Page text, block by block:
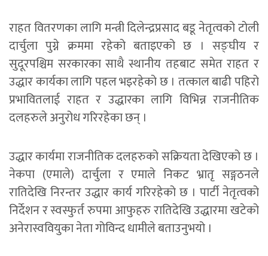
राहत वितरणका लागि मन्त्री दिलेन्द्रप्रसाद बडू नेतृत्वको टोली
दार्चुला पुग्ने क्रममा रहेको बताइएको छ । सङ्घीय र
सुदूरपश्चिम सरकारका साथै स्थानीय तहबाट समेत राहत र
उद्धार कार्यका लागि पहल भइरहेको छ । तत्काल बाढी पहिरो
प्रभावितलाई राहत र उद्धारका लागि विभिन्न राजनीतिक
दलहरुले अनुरोध गरिरहेका छन् ।
उद्धार कार्यमा राजनीतिक दलहरुको सक्रियता देखिएको छ ।
नेकपा (एमाले) दार्चुला र एमाले निकट भ्रातृ सङ्गठनले
रातिदेखि निरन्तर उद्धार कार्य गरिरहेको छ । पार्टी नेतृत्वको
निर्देशन र स्वस्फुर्त रुपमा आफुहरु रातिदेखि उद्धारमा खटेको
अनेरास्ववियुका नेता गोविन्द धामीले बताउनुभयो ।